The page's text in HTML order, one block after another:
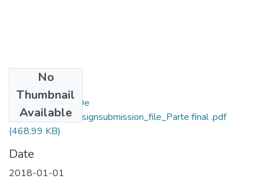
No
Thumbnail
Available
Rodrigo Ferreira De
Souza_14464_assignsubmission_file_Parte final .pdf
(468.99 KB)
Date
2018-01-01